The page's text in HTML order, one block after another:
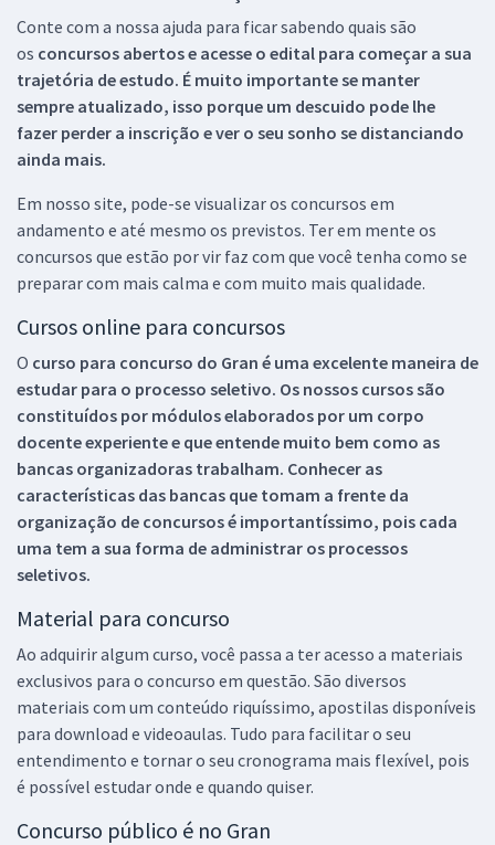
Conte com a nossa ajuda para ficar sabendo quais são
os concursos abertos e acesse o edital para começar a sua
trajetória de estudo. É muito importante se manter
sempre atualizado, isso porque um descuido pode lhe
fazer perder a inscrição e ver o seu sonho se distanciando
ainda mais.
Em nosso site, pode-se visualizar os concursos em
andamento e até mesmo os previstos. Ter em mente os
concursos que estão por vir faz com que você tenha como se
preparar com mais calma e com muito mais qualidade.
Cursos online para concursos
O curso para concurso do Gran é uma excelente maneira de
estudar para o processo seletivo. Os nossos cursos são
constituídos por módulos elaborados por um corpo
docente experiente e que entende muito bem como as
bancas organizadoras trabalham. Conhecer as
características das bancas que tomam a frente da
organização de concursos é importantíssimo, pois cada
uma tem a sua forma de administrar os processos
seletivos.
Material para concurso
Ao adquirir algum curso, você passa a ter acesso a materiais
exclusivos para o concurso em questão. São diversos
materiais com um conteúdo riquíssimo, apostilas disponíveis
para download e videoaulas. Tudo para facilitar o seu
entendimento e tornar o seu cronograma mais flexível, pois
é possível estudar onde e quando quiser.
Concurso público é no Gran